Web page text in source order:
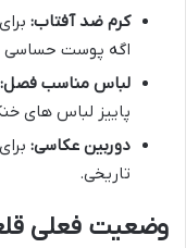
کرم ضد آفتاب:
اگه پوست حساسی
لباس مناسب فصل:
پاییز لباس های
دوربین عکاسی:
تاریخی.
وضعیت فعلی